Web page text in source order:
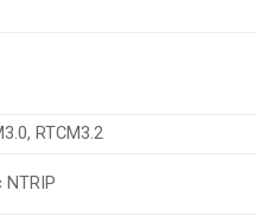
RTCM3.2